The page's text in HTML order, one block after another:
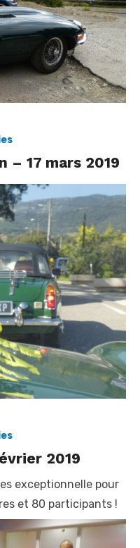
– 17 mars 2019
2019
exceptionnelle pour
et 80 participants !